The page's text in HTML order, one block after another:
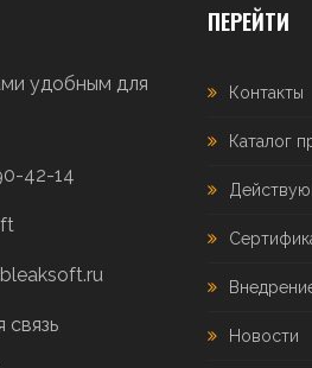
удобным для
42-14
связь
ПЕРЕЙТИ
Контакты
Каталог
Новости